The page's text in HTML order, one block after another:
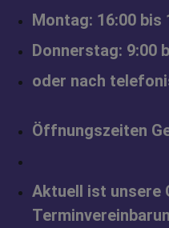
Montag: 16:00 bis
Donnerstag: 9:00
oder nach
Öffnungszeiten
Aktuell ist unsere